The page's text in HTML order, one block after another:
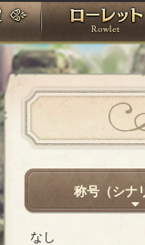
PandoraPartyProject
神殿
称号（シナ
なし